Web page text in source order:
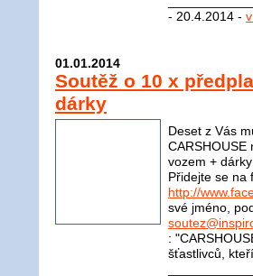
- 20.4.2014 -
01.01.2014
Soutěž o 10 x
dárky
Deset z Vás
vozem +
Přidejte se na
http://
své jméno,
:
šťastlivců,